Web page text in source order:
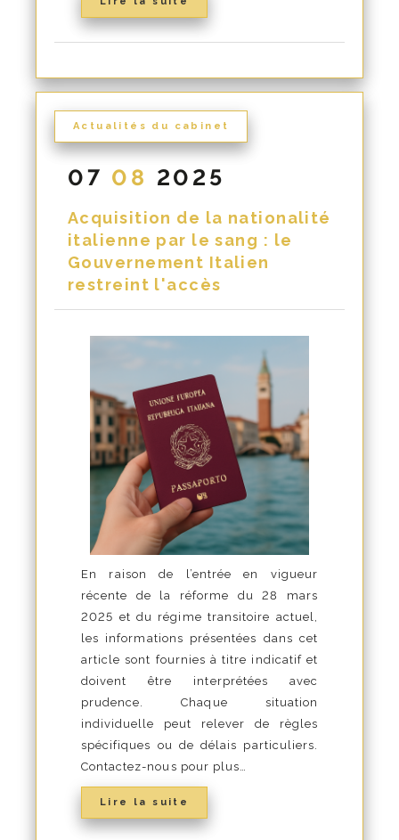
Actualités du cabinet
07 08 2025
Acquisition de la nationalité
italienne par le sang : le
Gouvernement Italien
restreint l'accès
En raison de l’entrée en vigueur
récente de la réforme du 28 mars
2025 et du régime transitoire actuel,
les informations présentées dans cet
article sont fournies à titre indicatif et
doivent être interprétées avec
prudence. Chaque situation
individuelle peut relever de règles
spécifiques ou de délais particuliers.
Contactez-nous pour plus…
Lire la suite